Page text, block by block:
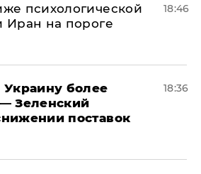
психологической
Иран на пороге
18:46
Украину более
Зеленский
поставок
18:36